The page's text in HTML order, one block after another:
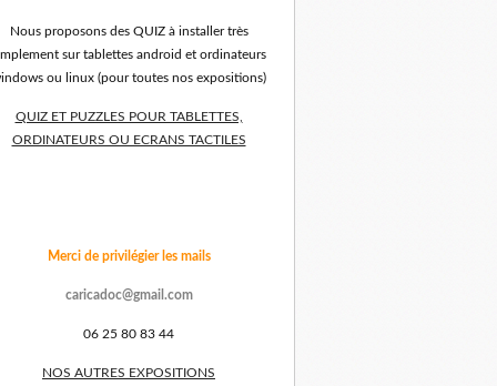
Nous proposons des QUIZ à installer très
sur tablettes android et ordinateurs
ou linux (pour toutes nos expositions)
QUIZ ET PUZZLES POUR TABLETTES,
ORDINATEURS OU ECRANS TACTILES
Merci de privilégier les mails
caricadoc@gmail.com
06 25 80 83 44
NOS AUTRES EXPOSITIONS